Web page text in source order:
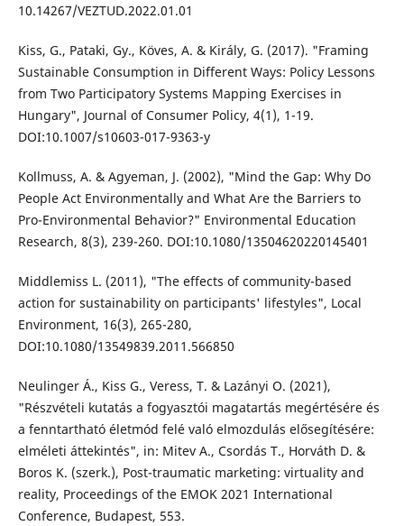
10.14267/VEZTUD.2022.01.01
Kiss, G., Pataki, Gy., Köves, A. & Király, G. (2017). "Framing
Sustainable Consumption in Different Ways: Policy Lessons
from Two Participatory Systems Mapping Exercises in
Hungary", Journal of Consumer Policy, 4(1), 1-19.
DOI:10.1007/s10603-017-9363-y
Kollmuss, A. & Agyeman, J. (2002), "Mind the Gap: Why Do
People Act Environmentally and What Are the Barriers to
Pro-Environmental Behavior?" Environmental Education
Research, 8(3), 239-260. DOI:10.1080/13504620220145401
Middlemiss L. (2011), "The effects of community-based
action for sustainability on participants' lifestyles", Local
Environment, 16(3), 265-280,
DOI:10.1080/13549839.2011.566850
Neulinger Á., Kiss G., Veress, T. & Lazányi O. (2021),
"Részvételi kutatás a fogyasztói magatartás megértésére és
a fenntartható életmód felé való elmozdulás elősegítésére:
elméleti áttekintés", in: Mitev A., Csordás T., Horváth D. &
Boros K. (szerk.), Post-traumatic marketing: virtuality and
reality, Proceedings of the EMOK 2021 International
Conference, Budapest, 553.